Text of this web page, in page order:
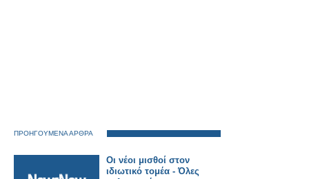
ΠΡΟΗΓΟΥΜΕΝΑ ΑΡΘΡΑ
Οι νέοι μισθοί στον
ιδιωτικό τομέα - Όλες